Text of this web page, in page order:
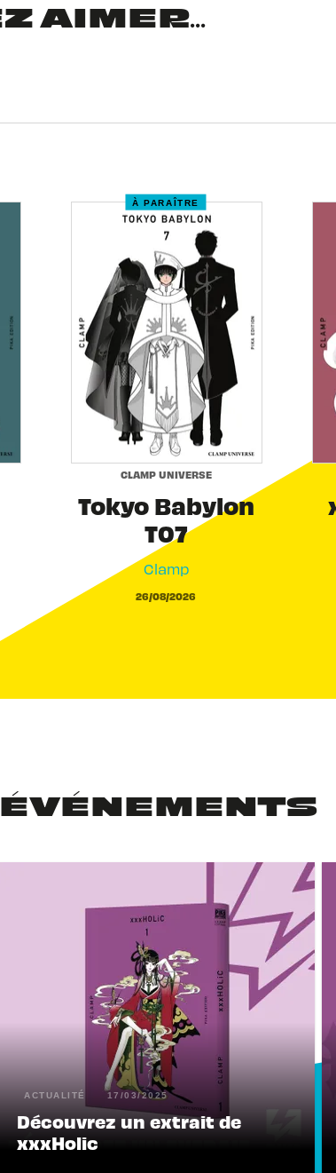
AIMER...
À PARAÎTRE
CLAMP UNIVERSE
Tokyo Babylon
T07
Clamp
26/08/2026
ACTUALITÉ 17/03/2025
Découvrez un extrait de
xxxHolic